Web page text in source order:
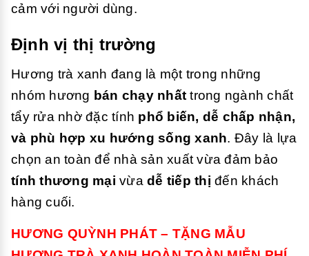
cảm với người dùng.
Định vị thị trường
Hương trà xanh đang là một trong những
nhóm hương bán chạy nhất trong ngành chất
tẩy rửa nhờ đặc tính phổ biến, dễ chấp nhận,
và phù hợp xu hướng sống xanh. Đây là lựa
chọn an toàn để nhà sản xuất vừa đảm bảo
tính thương mại vừa dễ tiếp thị đến khách
hàng cuối.
HƯƠNG QUỲNH PHÁT – TẶNG MẪU